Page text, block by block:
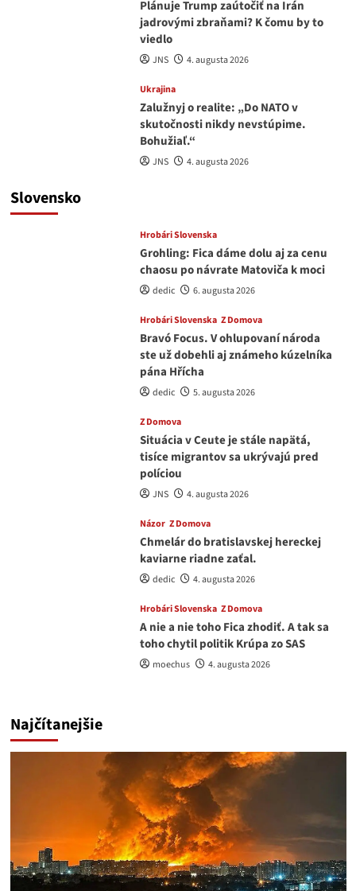
Plánuje Trump zaútočiť na Irán
jadrovými zbraňami? K čomu by to
viedlo
JNS 4. augusta 2026
Ukrajina
Zalužnyj o realite: „Do NATO v
skutočnosti nikdy nevstúpime.
Bohužiaľ.“
JNS 4. augusta 2026
Slovensko
Hrobári Slovenska
Grohling: Fica dáme dolu aj za cenu
chaosu po návrate Matoviča k moci
dedic 6. augusta 2026
Hrobári Slovenska Z Domova
Bravó Focus. V ohlupovaní národa
ste už dobehli aj známeho kúzelníka
pána Hřícha
dedic 5. augusta 2026
Z Domova
Situácia v Ceute je stále napätá,
tisíce migrantov sa ukrývajú pred
políciou
JNS 4. augusta 2026
Názor Z Domova
Chmelár do bratislavskej hereckej
kaviarne riadne zaťal.
dedic 4. augusta 2026
Hrobári Slovenska Z Domova
A nie a nie toho Fica zhodiť. A tak sa
toho chytil politik Krúpa zo SAS
moechus 4. augusta 2026
Najčítanejšie